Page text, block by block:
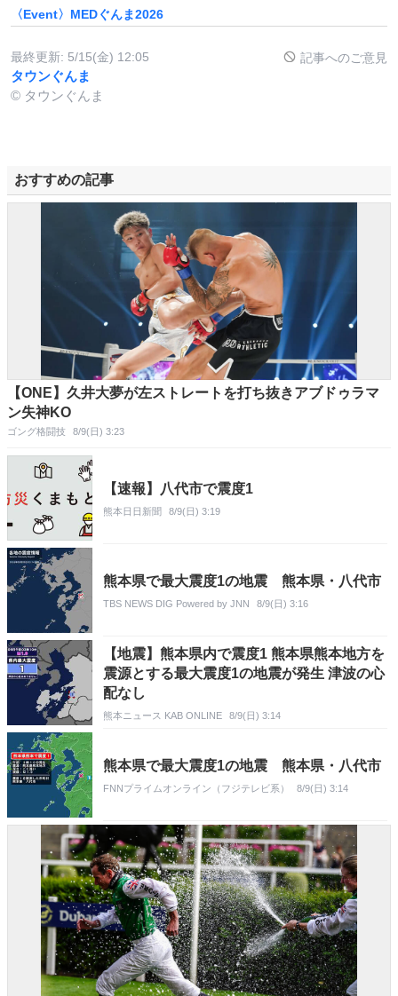
〈Event〉MEDぐんま2026
最終更新: 5/15(金) 12:05 記事へのご意見
タウンぐんま
© タウンぐんま
おすすめの記事
【ONE】久井大夢が左ストレートを打ち抜きアブドゥラマ
ン失神KO
ゴング格闘技 8/9(日) 3:23
【速報】八代市で震度1
熊本日日新聞 8/9(日) 3:19
熊本県で最大震度1の地震 熊本県・八代市
TBS NEWS DIG Powered by JNN 8/9(日) 3:16
【地震】熊本県内で震度1 熊本県熊本地方を
震源とする最大震度1の地震が発生 津波の心
配なし
熊本ニュース KAB ONLINE 8/9(日) 3:14
熊本県で最大震度1の地震 熊本県・八代市
FNNプライムオンライン（フジテレビ系） 8/9(日) 3:14